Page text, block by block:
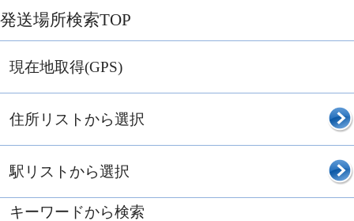
発送場所検索TOP
現在地取得(GPS)
住所リストから選択
駅リストから選択
キーワードから検索